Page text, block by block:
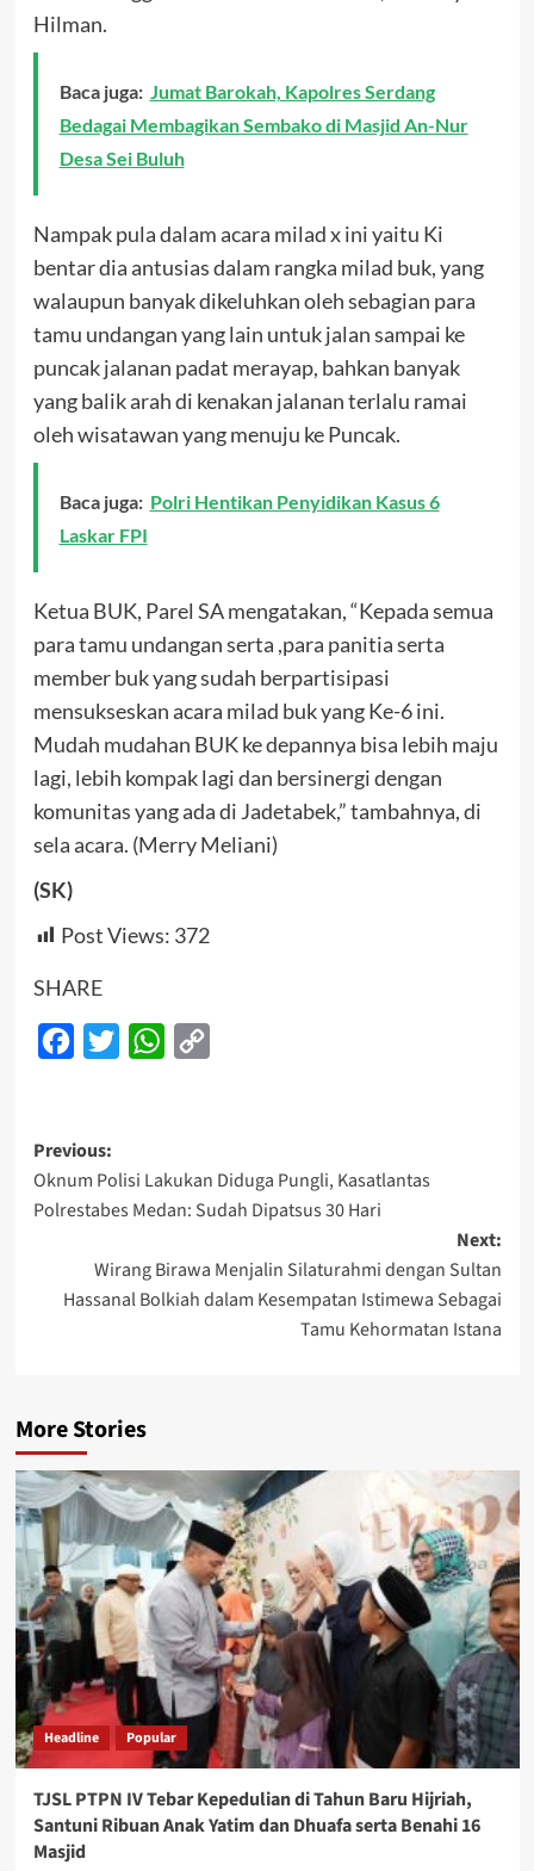
Hilman.
Baca juga: Jumat Barokah, Kapolres Serdang
Bedagai Membagikan Sembako di Masjid An-Nur
Desa Sei Buluh
Nampak pula dalam acara milad x ini yaitu Ki
bentar dia antusias dalam rangka milad buk, yang
walaupun banyak dikeluhkan oleh sebagian para
tamu undangan yang lain untuk jalan sampai ke
puncak jalanan padat merayap, bahkan banyak
yang balik arah di kenakan jalanan terlalu ramai
oleh wisatawan yang menuju ke Puncak.
Baca juga: Polri Hentikan Penyidikan Kasus 6
Laskar FPI
Ketua BUK, Parel SA mengatakan, “Kepada semua
para tamu undangan serta ,para panitia serta
member buk yang sudah berpartisipasi
mensukseskan acara milad buk yang Ke-6 ini.
Mudah mudahan BUK ke depannya bisa lebih maju
lagi, lebih kompak lagi dan bersinergi dengan
komunitas yang ada di Jadetabek,” tambahnya, di
sela acara. (Merry Meliani)
(SK)
Post Views: 372
SHARE
Facebook
Twitter WhatsApp
Post
navigation
Previous:
Oknum Polisi Lakukan Diduga Pungli, Kasatlantas
Polrestabes Medan: Sudah Dipatsus 30 Hari
Next:
Wirang Birawa Menjalin Silaturahmi dengan Sultan
Hassanal Bolkiah dalam Kesempatan Istimewa Sebagai
Tamu Kehormatan Istana
More Stories
Headline Popular
TJSL PTPN IV Tebar Kepedulian di Tahun Baru Hijriah,
Santuni Ribuan Anak Yatim dan Dhuafa serta Benahi 16
Masjid